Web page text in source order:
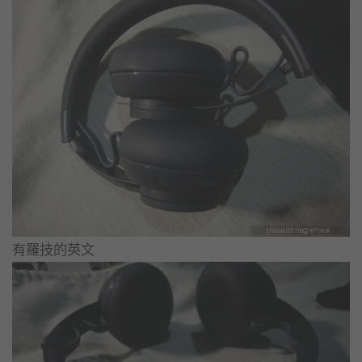
有羅技的英文